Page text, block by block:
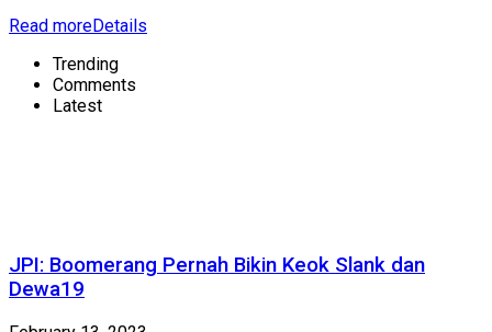
Read moreDetails
Trending
Comments
Latest
JPI: Boomerang Pernah Bikin Keok Slank dan
Dewa19